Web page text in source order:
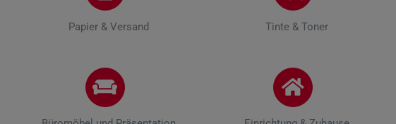
Papier & Versand Tinte & Toner